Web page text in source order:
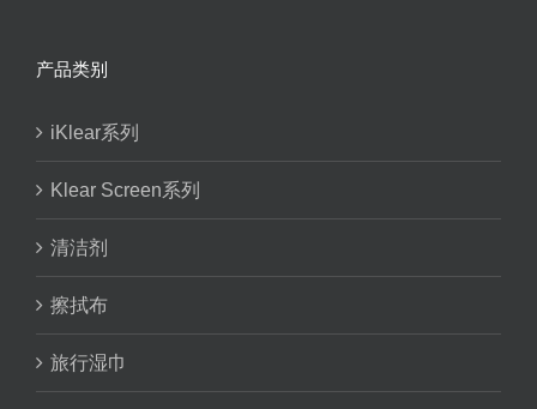
产品类别
iKlear系列
Klear Screen系列
清洁剂
擦拭布
旅行湿巾